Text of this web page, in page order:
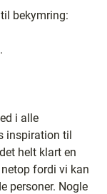
bekymring:
i alle
inspiration til
helt klart en
fordi vi kan
personer. Nogle